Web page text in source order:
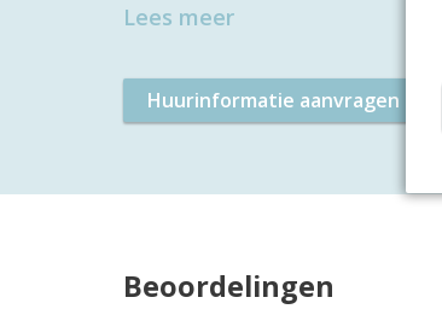
Lees meer
Huurinformatie aanvragen
Beoordelingen